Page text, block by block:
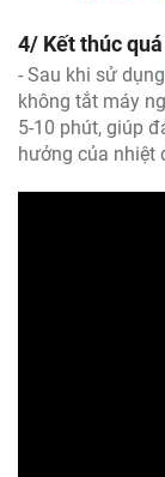
4/ Kết thúc
- Sau khi sử dụng
không tắt máy
5-10 phút, giúp
hưởng của nhiệt